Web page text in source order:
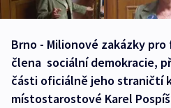
Brno - Milionové zakázky
člena sociální demokracie,
části oficiálně jeho straničtí
místostarostové Karel